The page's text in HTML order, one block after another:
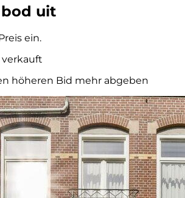
uit
ein.
verkauft
höheren Bid mehr abgeben